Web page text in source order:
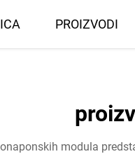
PROIZVODI
modula